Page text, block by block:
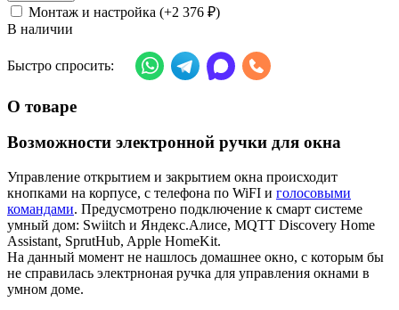
Монтаж и настройка (+2 376 ₽)
В наличии
Быстро спросить:
О товаре
Возможности электронной ручки для окна
Управление открытием и закрытием окна происходит
кнопками на корпусе, с телефона по WiFI и голосовыми
командами. Предусмотрено подключение к смарт системе
умный дом: Swiitch и Яндекс.Алисе, MQTT Discovery Home
Assistant, SprutHub, Apple HomeKit.
На данный момент не нашлось домашнее окно, с которым бы
не справилась электрноная ручка для управления окнами в
умном доме.